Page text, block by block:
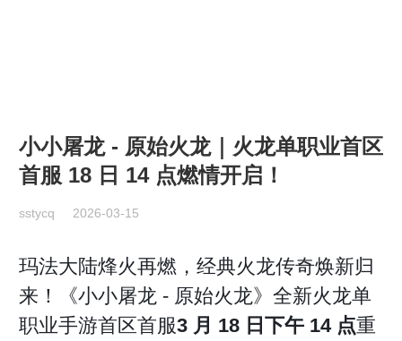
小小屠龙 - 原始火龙｜火龙单职业首区
首服 18 日 14 点燃情开启！
sstycq 2026-03-15
玛法大陆烽火再燃，经典火龙传奇焕新归
来！《小小屠龙 - 原始火龙》全新火龙单
职业手游首区首服3 月 18 日下午 14 点重